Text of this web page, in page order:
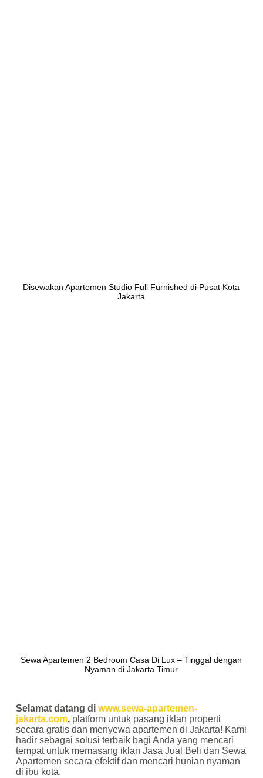
Disewakan Apartemen Studio Full Furnished di Pusat Kota
Jakarta
Sewa Apartemen 2 Bedroom Casa Di Lux – Tinggal dengan
Nyaman di Jakarta Timur
Selamat datang di www.sewa-apartemen-
jakarta.com,platform untuk pasang iklan properti
secara gratis dan menyewa apartemen di Jakarta! Kami
hadir sebagai solusi terbaik bagi Anda yang mencari
tempat untuk memasang iklan Jasa Jual Beli dan Sewa
Apartemen secara efektif dan mencari hunian nyaman
di ibu kota.